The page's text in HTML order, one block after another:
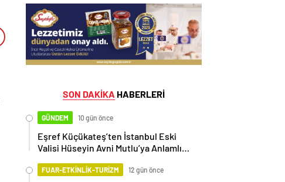
SON DAKİKA HABERLERİ
GÜNDEM 10 gün önce
Eşref Küçükateş’ten İstanbul Eski
Valisi Hüseyin Avni Mutlu’ya Anlamlı
FUAR-ETKİNLİK-TURİZM 12 gün önce